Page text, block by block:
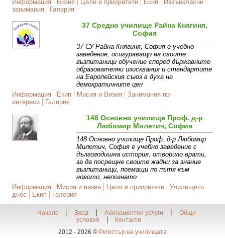
Информация
Визия Цели и приоритети Екип
Извънкласни
занимания
Галерия
37 Средно училище Райна Княгиня,
София
37 СУ Райна Княгиня, София е учебно
заведение, осигуряващо на своите
възпитаници обучение според държавните
образователни изисквания и стандартите
на Европейския съюз в духа на
демократичните цен
Информация
Екип Мисия и Визия
Занимания по
интереси
Галерия
148 Основно училище Проф. д-р
Любомир Милетич, София
148 Основно училище Проф. д-р Любомир
Милетич, София е учебно заведение с
дългогодишна история, отворило врати,
за да посрещне своите жадни за знание
възпитаници, поемащи по пътя към
новото, непознато
Информация
Мисия и визия Цели и приоритети
Училището
днес
Екип Галерия
Начало Вход Абонаментни услуги
Общи
условия
Контакти
2012 - 2026 © Регистър на училищата